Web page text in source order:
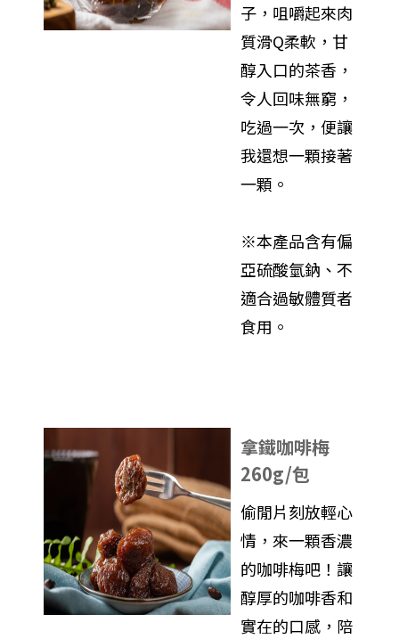
子，咀嚼起來肉
質滑Q柔軟，甘
醇入口的茶香，
令人回味無窮，
吃過一次，便讓
我還想一顆接著
一顆。
※本產品含有偏
亞硫酸氫鈉、不
適合過敏體質者
食用。
拿鐵咖啡梅
260g/包
偷閒片刻放輕心
情，來一顆香濃
的咖啡梅吧！讓
醇厚的咖啡香和
實在的口感，陪